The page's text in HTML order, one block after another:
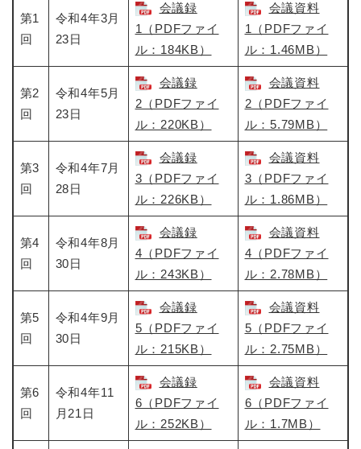
第1
回
令和4年3月
23日
会議録
1（PDFファイ
ル：184KB）
会議資料
1（PDFファイ
ル：1.46MB）
第2
回
令和4年5月
23日
会議録
2（PDFファイ
ル：220KB）
会議資料
2（PDFファイ
ル：5.79MB）
第3
回
令和4年7月
28日
会議録
3（PDFファイ
ル：226KB）
会議資料
3（PDFファイ
ル：1.86MB）
第4
回
令和4年8月
30日
会議録
4（PDFファイ
ル：243KB）
会議資料
4（PDFファイ
ル：2.78MB）
第5
回
令和4年9月
30日
会議録
5（PDFファイ
ル：215KB）
会議資料
5（PDFファイ
ル：2.75MB）
第6
回
令和4年11
月21日
会議録
6（PDFファイ
ル：252KB）
会議資料
6（PDFファイ
ル：1.7MB）